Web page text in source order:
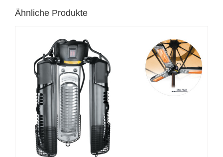
Ähnliche Produkte